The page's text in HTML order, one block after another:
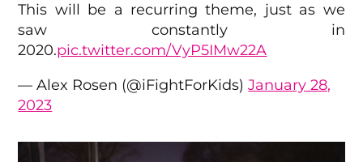
This will be a recurring theme, just as we
saw constantly in
2020.pic.twitter.com/VyP5IMw22A
— Alex Rosen (@iFightForKids)January 28,
2023